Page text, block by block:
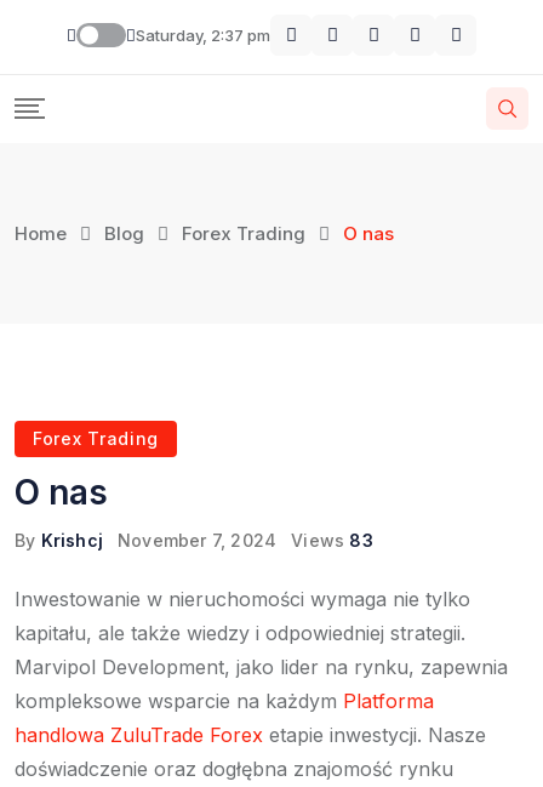
Saturday, 2:37 pm
Home Blog Forex Trading O nas
Forex Trading
O nas
By Krishcj November 7, 2024 Views 83
Inwestowanie w nieruchomości wymaga nie tylko
kapitału, ale także wiedzy i odpowiedniej strategii.
Marvipol Development, jako lider na rynku, zapewnia
kompleksowe wsparcie na każdym Platforma
handlowa ZuluTrade Forex etapie inwestycji. Nasze
doświadczenie oraz dogłębna znajomość rynku